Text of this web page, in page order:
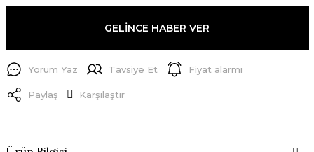
GELİNCE HABER VER
Yorum Yaz Tavsiye Et Fiyat alarmı
Paylaş Karşılaştır